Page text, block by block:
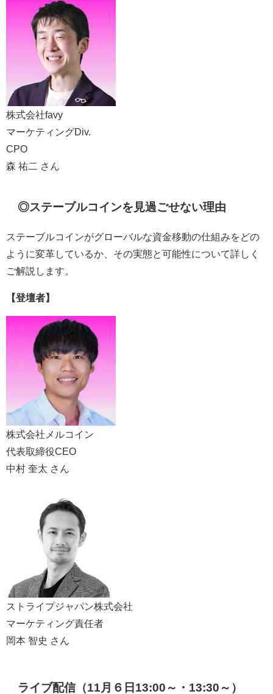
株式会社favy
マーケティングDiv.
CPO
森 祐二 さん
◎ステーブルコインを見過ごせない理由
ステーブルコインがグローバルな資金移動の仕組みをどの
ように変革しているか、その実態と可能性について詳しく
ご解説します。
【登壇者】
株式会社メルコイン
代表取締役CEO
中村 奎太 さん
ストライプジャパン株式会社
マーケティング責任者
岡本 智史 さん
ライブ配信（11月６日13:00～・13:30～）